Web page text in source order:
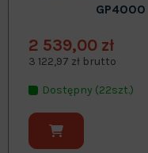
GP4000
2 539,00 zł
3 122,97 zł brutto
Dostępny (22szt.)